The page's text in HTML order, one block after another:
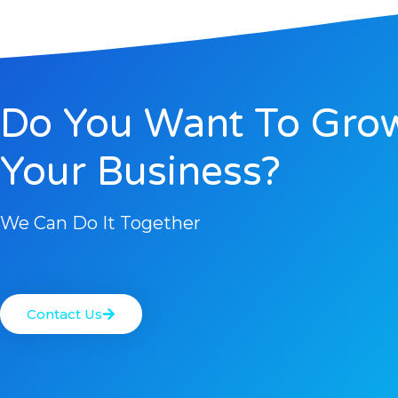
Do You Want To
Your Business?
We Can Do It Together
Contact Us